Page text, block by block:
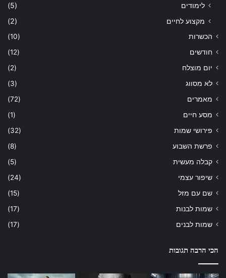
לימודים
(5)
מקצוע לחיים
(2)
הכשרות
(10)
חודשים
(12)
יום מוצלח
(2)
לא מסווג
(3)
מאמרים
(72)
מסע חיים
(1)
פירושי שמות
(32)
פרשת השבוע
(8)
קבלה מעשית
(5)
שיפור עצמי
(24)
שם עם מזל
(15)
שמות לבנות
(17)
שמות לבנים
(17)
הכי הרבה תגובות